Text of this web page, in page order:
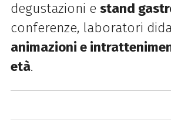
degustazioni e stand
conferenze, laboratori
animazioni e
età.